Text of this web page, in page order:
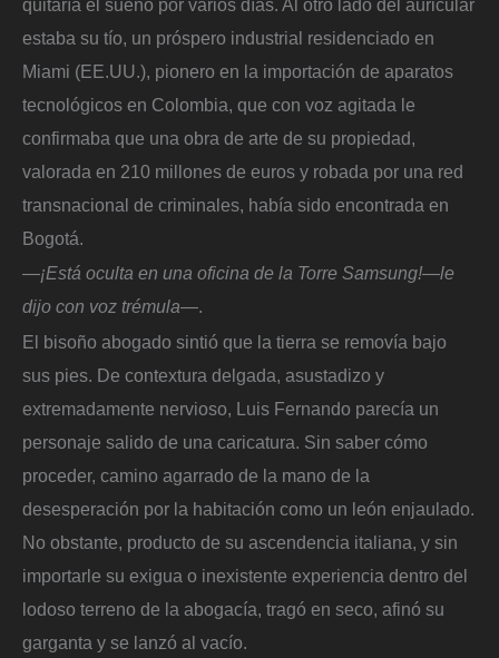
estaba su tío, un próspero industrial residenciado en
Miami (EE.UU.), pionero en la importación de aparatos
tecnológicos en Colombia, que con voz agitada le
confirmaba que una obra de arte de su propiedad,
valorada en 210 millones de euros y robada por una red
transnacional de criminales, había sido encontrada en
Bogotá.
—¡Está oculta en una oficina de la Torre Samsung!—le
dijo con voz trémula—.
El bisoño abogado sintió que la tierra se removía bajo
sus pies. De contextura delgada, asustadizo y
extremadamente nervioso, Luis Fernando parecía un
personaje salido de una caricatura. Sin saber cómo
proceder, camino agarrado de la mano de la
desesperación por la habitación como un león enjaulado.
No obstante, producto de su ascendencia italiana, y sin
importarle su exigua o inexistente experiencia dentro del
lodoso terreno de la abogacía, tragó en seco, afinó su
garganta y se lanzó al vacío.